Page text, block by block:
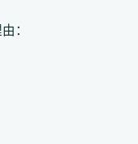
：